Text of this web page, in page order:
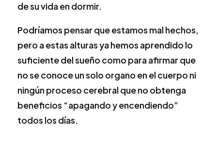
de su vida en dormir.
Podríamos pensar que estamos mal hechos,
pero a estas alturas ya hemos aprendido lo
suficiente del sueño como para afirmar que
no se conoce un solo organo en el cuerpo ni
ningún proceso cerebral que no obtenga
beneficios “apagando y encendiendo”
todos los días.